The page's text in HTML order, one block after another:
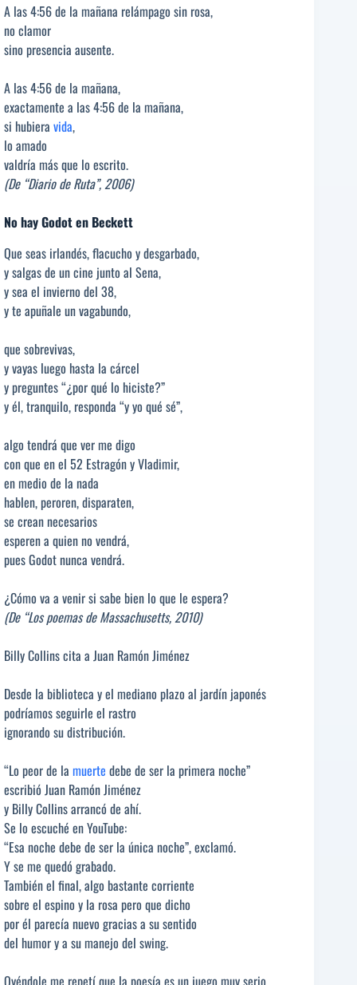
A las 4:56 de la mañana relámpago sin rosa,
no clamor
sino presencia ausente.
A las 4:56 de la mañana,
exactamente a las 4:56 de la mañana,
si hubiera vida,
lo amado
valdría más que lo escrito.
(De “Diario de Ruta”, 2006)
No hay Godot en Beckett
Que seas irlandés, flacucho y desgarbado,
y salgas de un cine junto al Sena,
y sea el invierno del 38,
y te apuñale un vagabundo,
que sobrevivas,
y vayas luego hasta la cárcel
y preguntes “¿por qué lo hiciste?”
y él, tranquilo, responda “y yo qué sé”,
algo tendrá que ver me digo
con que en el 52 Estragón y Vladimir,
en medio de la nada
hablen, peroren, disparaten,
se crean necesarios
esperen a quien no vendrá,
pues Godot nunca vendrá.
¿Cómo va a venir si sabe bien lo que le espera?
(De “Los poemas de Massachusetts, 2010)
Billy Collins cita a Juan Ramón Jiménez
Desde la biblioteca y el mediano plazo al jardín japonés
podríamos seguirle el rastro
ignorando su distribución.
“Lo peor de la muerte debe de ser la primera noche”
escribió Juan Ramón Jiménez
y Billy Collins arrancó de ahí.
Se lo escuché en YouTube:
“Esa noche debe de ser la única noche”, exclamó.
Y se me quedó grabado.
También el final, algo bastante corriente
sobre el espino y la rosa pero que dicho
por él parecía nuevo gracias a su sentido
del humor y a su manejo del swing.
Oyéndole me repetí que la poesía es un juego muy serio